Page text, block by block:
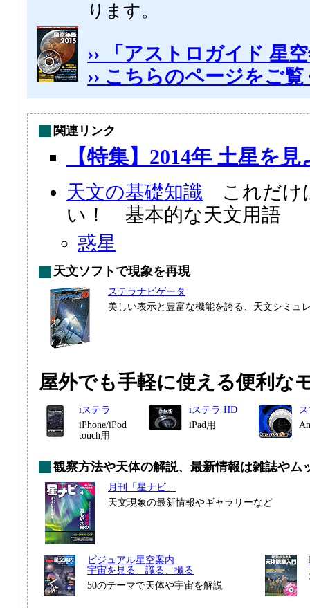
ります。
›› 「アストロガイド 星
›› こちらのページをご
関連リンク
【特集】2014年 土星を見
天文の基礎知識 これだけ
い！ 基本的な天文用語
惑星
天文ソフトで現象を再現
ステラナビゲータ
美しい表示と豊富な機能を誇る、天文シミュ
屋外でも手軽に使える便利な
iステラ
iPhone/iPod
touch用
iステラ HD
iPad用
観察方法や天体の解説、最新情報は雑誌やム
月刊「星ナビ」
天文現象の最新情報やギャラリーなど
ビジュアル星空案内
宇宙を見る、識る、撮る
50のテーマで天体や宇宙を解説